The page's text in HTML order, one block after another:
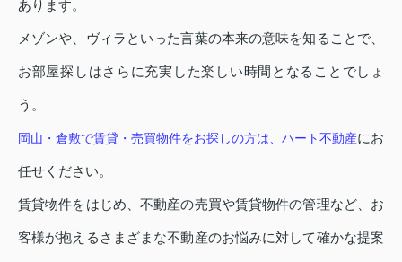
あります。
メゾンや、ヴィラといった言葉の本来の意味を知ることで、
お部屋探しはさらに充実した楽しい時間となることでしょ
う。
岡山・倉敷で賃貸・売買物件をお探しの方は、ハート不動産にお
任せください。
賃貸物件をはじめ、不動産の売買や賃貸物件の管理など、お
客様が抱えるさまざまな不動産のお悩みに対して確かな提案